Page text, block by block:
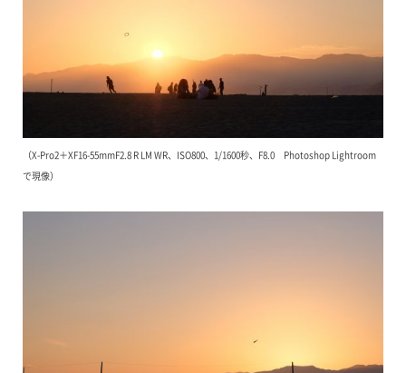
（X-Pro2＋XF16-55mmF2.8 R LM WR、ISO800、1/1600秒、F8.0 Photoshop Lightroom
で現像）